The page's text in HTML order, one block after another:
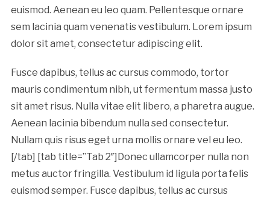
euismod. Aenean eu leo quam. Pellentesque ornare
sem lacinia quam venenatis vestibulum. Lorem ipsum
dolor sit amet, consectetur adipiscing elit.
Fusce dapibus, tellus ac cursus commodo, tortor
mauris condimentum nibh, ut fermentum massa justo
sit amet risus. Nulla vitae elit libero, a pharetra augue.
Aenean lacinia bibendum nulla sed consectetur.
Nullam quis risus eget urna mollis ornare vel eu leo.
[/tab] [tab title=”Tab 2″]Donec ullamcorper nulla non
metus auctor fringilla. Vestibulum id ligula porta felis
euismod semper. Fusce dapibus, tellus ac cursus